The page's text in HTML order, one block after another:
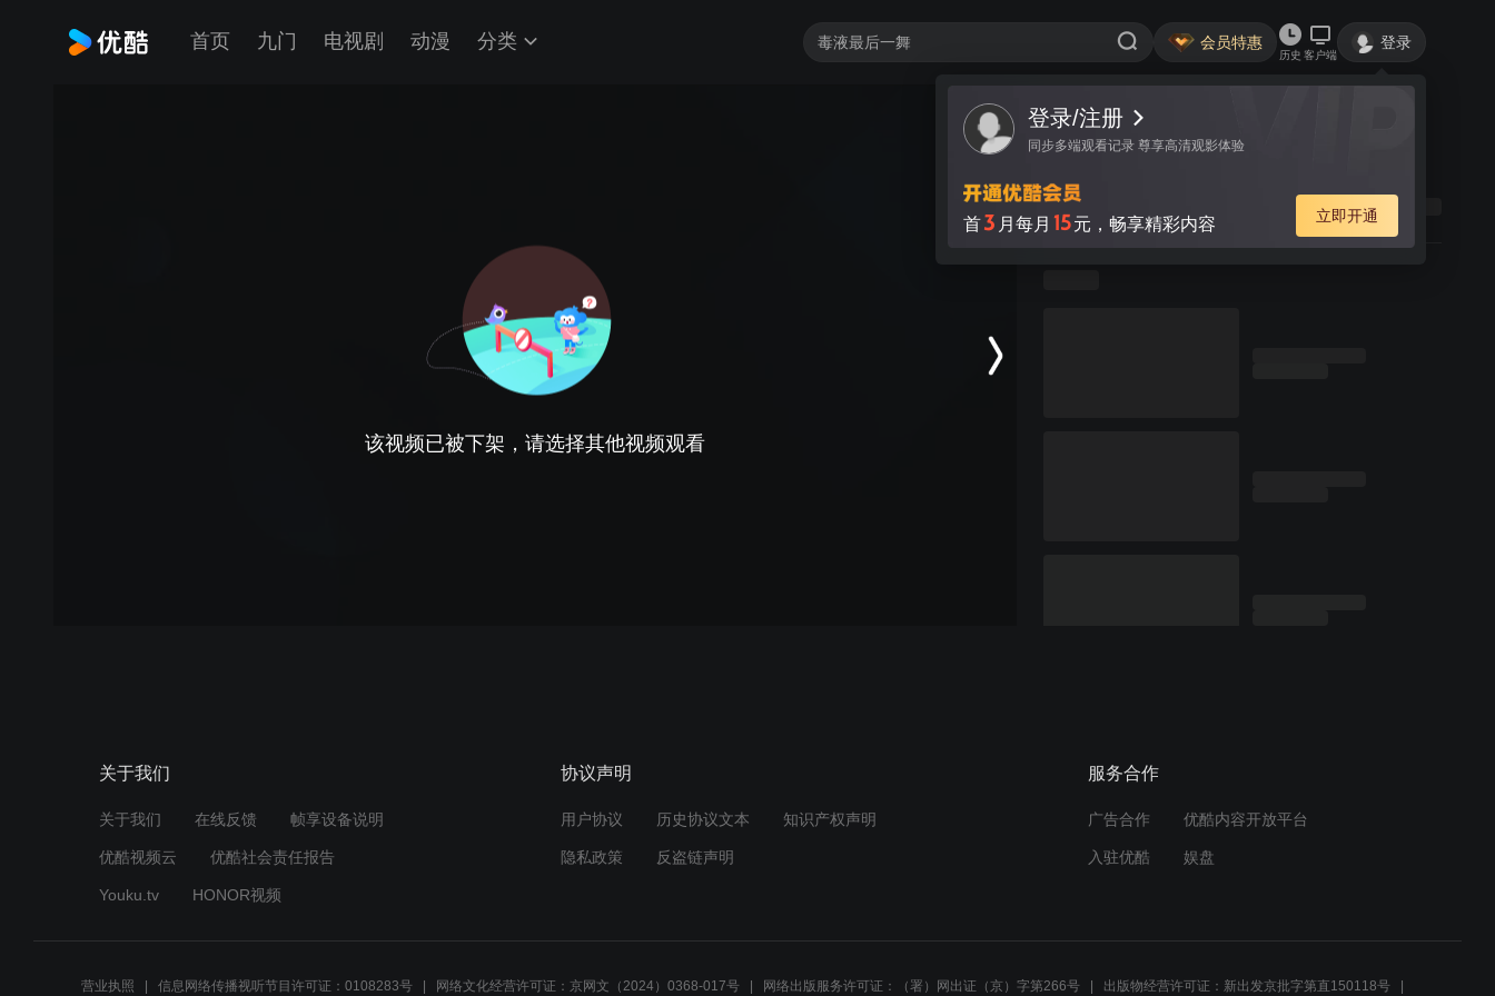
首页 九门 电视剧 动漫 分类 会员特惠
历史 客户端
登录
登录/注册
同步多端观看记录 尊享高清观影体验
首3 月每月 15元，畅享精彩内容 立即开通
该视频已被下架，请选择其他视频观看
关于我们
关于我们 在线反馈 帧享设备说明
优酷视频云 优酷社会责任报告
Youku.tv HONOR视频
协议声明
用户协议 历史协议文本 知识产权声明
隐私政策 反盗链声明
服务合作
广告合作 优酷内容开放平台
入驻优酷 娱盘
营业执照 信息网络传播视听节目许可证：0108283号 网络文化经营许可证：京网文（2024）0368-017号 网络出版服务许可证：（署）网出证（京）字第266号 出版物经营许可证：新出发京批字第直150118号